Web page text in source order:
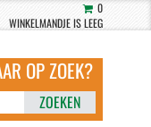
0
WINKELMANDJE IS LEEG
ZOEKEN